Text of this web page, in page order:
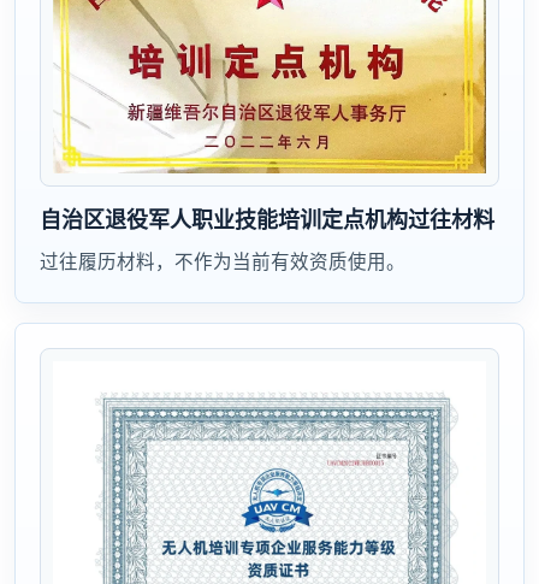
自治区退役军人职业技能培训定点机构过往材料
过往履历材料，不作为当前有效资质使用。